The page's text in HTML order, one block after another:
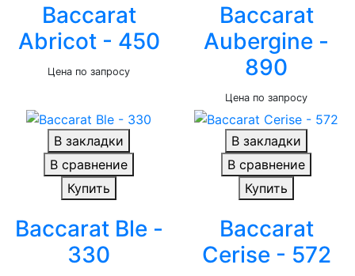
Baccarat
Abricot - 450
Цена по запросу
Baccarat
Aubergine -
890
Цена по запросу
В закладки
В сравнение
Купить
Baccarat Ble -
330
В закладки
В сравнение
Купить
Baccarat
Cerise - 572